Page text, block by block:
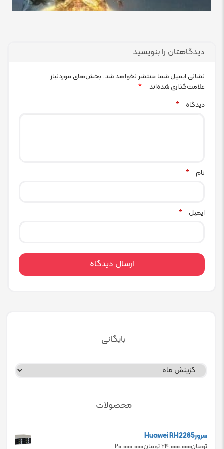
دیدگاهتان را بنویسید
نشانی ایمیل شما منتشر نخواهد شد. بخش‌های موردنیاز
علامت‌گذاری شده‌اند
*
دیدگاه
*
نام *
ایمیل *
بایگانی
بایگانی
محصولات
سرورHuawei RH2285
تومان۲۴.۰۰۰.۰۰۰Original
تومان۲۰.۰۰۰.۰۰۰Current